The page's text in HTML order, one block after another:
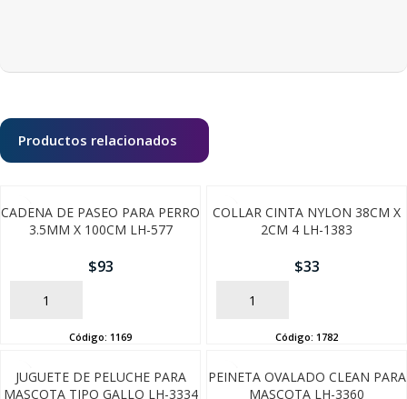
Productos relacionados
CADENA DE PASEO PARA PERRO
3.5MM X 100CM LH-577
$93
AÑADIR
Código: 1169
COLLAR CINTA NYLON 38CM X
2CM 4 LH-1383
$33
AÑADIR
Código: 1782
JUGUETE DE PELUCHE PARA
MASCOTA TIPO GALLO LH-3334
PEINETA OVALADO CLEAN PARA
MASCOTA LH-3360